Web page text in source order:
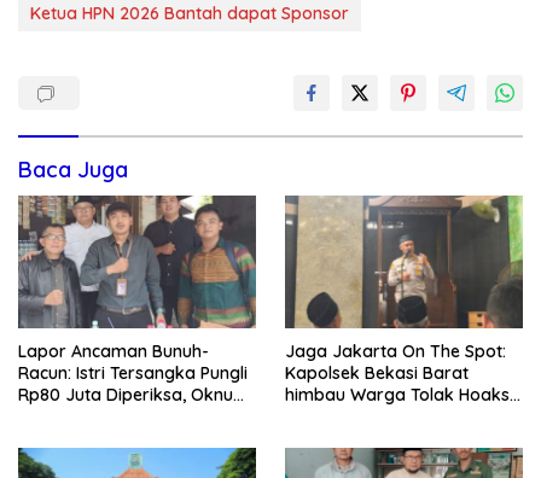
Ketua HPN 2026 Bantah dapat Sponsor
Baca Juga
Lapor Ancaman Bunuh-
Racun: Istri Tersangka Pungli
Rp80 Juta Diperiksa, Oknum
Jaga Jakarta On The Spot:
Kapolsek Bekasi Barat
himbau Warga Tolak Hoaks